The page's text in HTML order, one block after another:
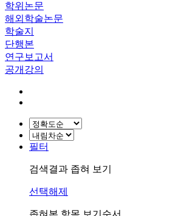
학위논문
해외학술논문
학술지
단행본
연구보고서
공개강의
필터
검색결과 좁혀 보기
선택해제
좁혀본 항목 보기순서